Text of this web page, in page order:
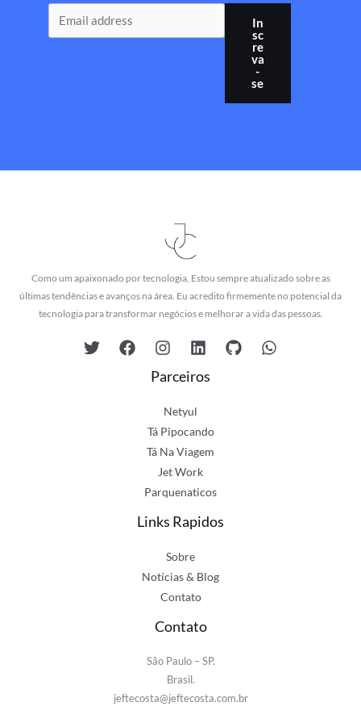
In
sc
re
va
-
se
Como um apaixonado por tecnologia, Estou sempre atualizado sobre as
últimas tendências e avanços na área. Eu acredito firmemente no potencial da
tecnologia para transformar negócios e melhorar a vida das pessoas.
Parceiros
Netyul
Tá Pipocando
Tá Na Viagem
Jet Work
Parquenaticos
Links Rapidos
Sobre
Notícias & Blog
Contato
Contato
São Paulo – SP.
Brasil.
jeftecosta@jeftecosta.com.br